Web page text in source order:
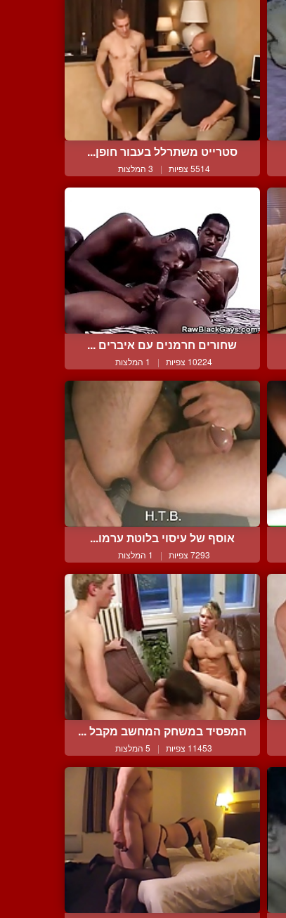
סטרייט משתרלל בעבור חופן...
5514 צפיות | 3 המלצות
שחורים חרמנים עם איברים ...
10224 צפיות | 1 המלצות
אוסף של עיסוי בלוטת ערמו...
7293 צפיות | 1 המלצות
המפסיד במשחק המחשב מקבל ...
11453 צפיות | 5 המלצות